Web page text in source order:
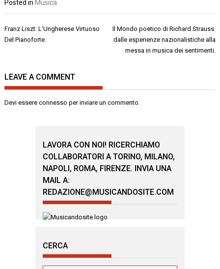
Posted in Musica
Navigazione
articoli
Franz Liszt: L’Ungherese Virtuoso
Del Pianoforte.
Il Mondo poetico di Richard Strauss:
dalle esperienze nazionalistiche alla
messa in musica dei sentimenti.
LEAVE A COMMENT
Devi essereconnesso per inviare un commento.
LAVORA CON NOI! RICERCHIAMO
COLLABORATORI A TORINO, MILANO,
NAPOLI, ROMA, FIRENZE. INVIA UNA
MAIL A:
REDAZIONE@MUSICANDOSITE.COM
CERCA